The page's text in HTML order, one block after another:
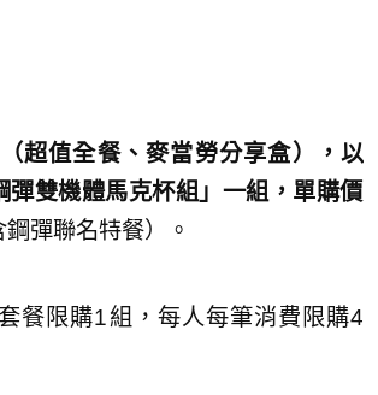
超值全餐、麥當勞分享盒），以
彈雙機體馬克杯組」一組，單購價
彈聯名特餐）。
餐限購1組，每人每筆消費限購4